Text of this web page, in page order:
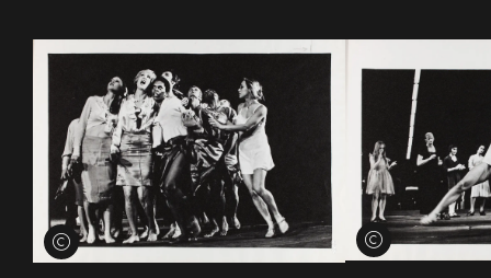
Voir les crédits Voir les crédits